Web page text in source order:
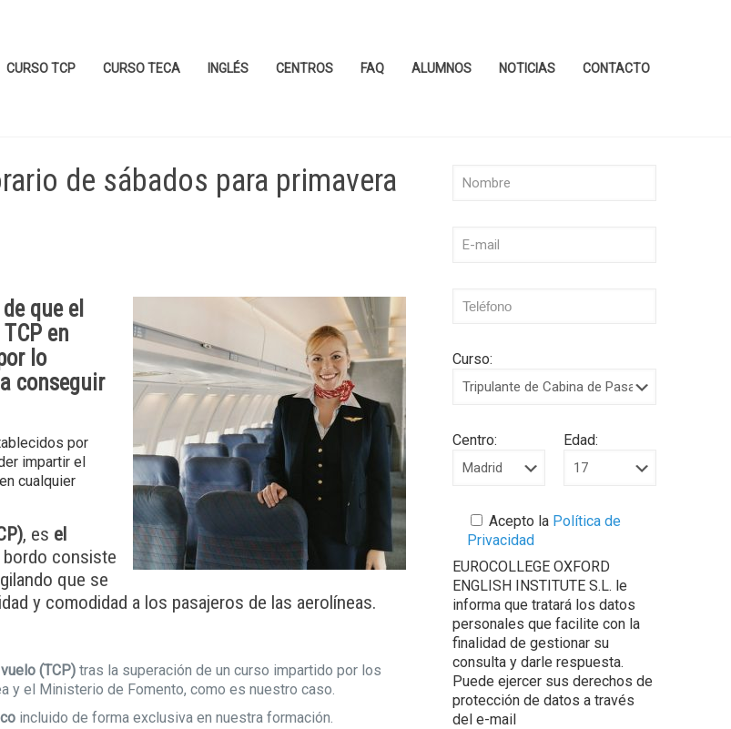
CURSO TCP CURSO TECA INGLÉS CENTROS FAQ ALUMNOS NOTICIAS CONTACTO
de sábados para primavera
que el
en
lo
conseguir
por
impartir el
cualquier
, es el
bordo consiste
que se
y comodidad a los pasajeros de las aerolíneas.
(TCP)tras la superación de un curso impartido por los
y el Ministerio de Fomento, como es nuestro caso.
incluido de forma exclusiva en nuestra formación.
Curso:
Centro: Edad:
Acepto laPolítica de
Privacidad
EUROCOLLEGE OXFORD
ENGLISH INSTITUTE S.L. le
informa que tratará los datos
personales que facilite con la
finalidad de gestionar su
consulta y darle respuesta.
Puede ejercer sus derechos de
protección de datos a través
del e-mail